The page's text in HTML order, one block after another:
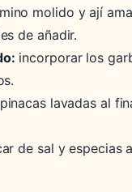
molido y ají
de añadir.
incorporar los
lavadas al
de sal y especias